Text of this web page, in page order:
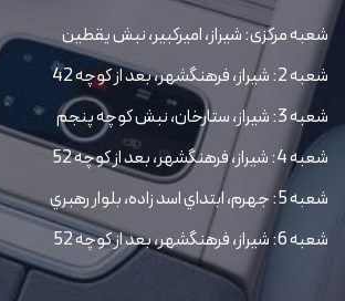
شعبه مرکزی: شیراز، امیرکبیر، نبش یقطین
شعبه 2: شیراز، فرهنگشهر، بعد از کوچه 42
شعبه 3: شیراز، ستارخان، نبش کوچه پنجم
شعبه 4: شیراز، فرهنگشهر، بعد از کوچه 52
شعبه 5: جهرم، ابتداي اسد زاده، بلوار رهبري
شعبه 6: شیراز، فرهنگشهر، بعد از کوچه 52